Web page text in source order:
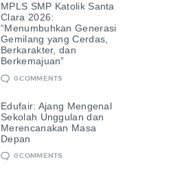
MPLS SMP Katolik Santa
Clara 2026:
“Menumbuhkan Generasi
Gemilang yang Cerdas,
Berkarakter, dan
Berkemajuan”
0COMMENTS
Edufair: Ajang Mengenal
Sekolah Unggulan dan
Merencanakan Masa
Depan
0COMMENTS